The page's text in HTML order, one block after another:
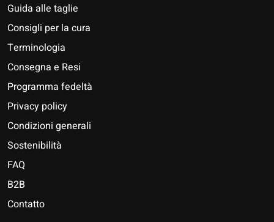
Guida alle taglie
Consigli per la cura
Terminologia
Consegna e Resi
Programma fedeltà
Privacy policy
Condizioni generali
Sostenibilità
FAQ
B2B
Contatto